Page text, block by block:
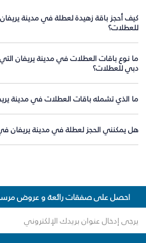
كيف أحجز باقة زهيدة لعطلة في مدينة
للعطلات؟
ما نوع باقات العطلات في مدينة يريفان
دبي للعطلات؟
ما الذي تشمله باقات العطلات في مدينة
هل يمكنني الحجز لعطلة في مدينة يريفان في
احصل على صفقات رائعة و عروض